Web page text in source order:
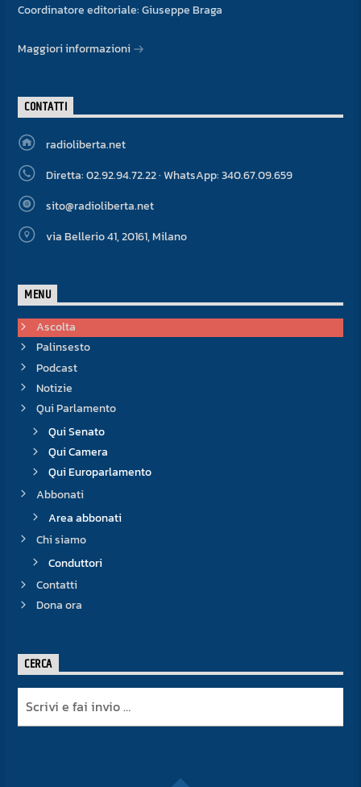
Coordinatore editoriale: Giuseppe Braga
Maggiori informazioni
CONTATTI
radioliberta.net
Diretta: 02.92.94.72.22 · WhatsApp: 340.67.09.659
sito@radioliberta.net
via Bellerio 41, 20161, Milano
MENU
Ascolta
Palinsesto
Podcast
Notizie
Qui Parlamento
Qui Senato
Qui Camera
Qui Europarlamento
Abbonati
Area abbonati
Chi siamo
Conduttori
Contatti
Dona ora
CERCA